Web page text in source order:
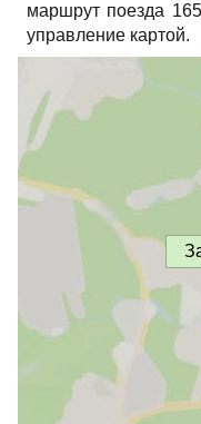
маршрут поезда
управление картой.